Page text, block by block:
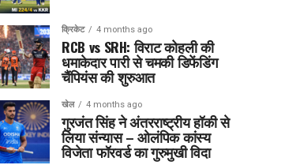
क्रिकेट 4 months ago
RCB vs SRH: विराट कोहली की
धमाकेदार पारी से चमकी डिफेंडिंग
चैंपियंस की शुरुआत
खेल 4 months ago
गुरजंत सिंह ने अंतरराष्ट्रीय हॉकी से
लिया संन्यास – ओलंपिक कांस्य
विजेता फॉरवर्ड का गुरुमुखी विदा